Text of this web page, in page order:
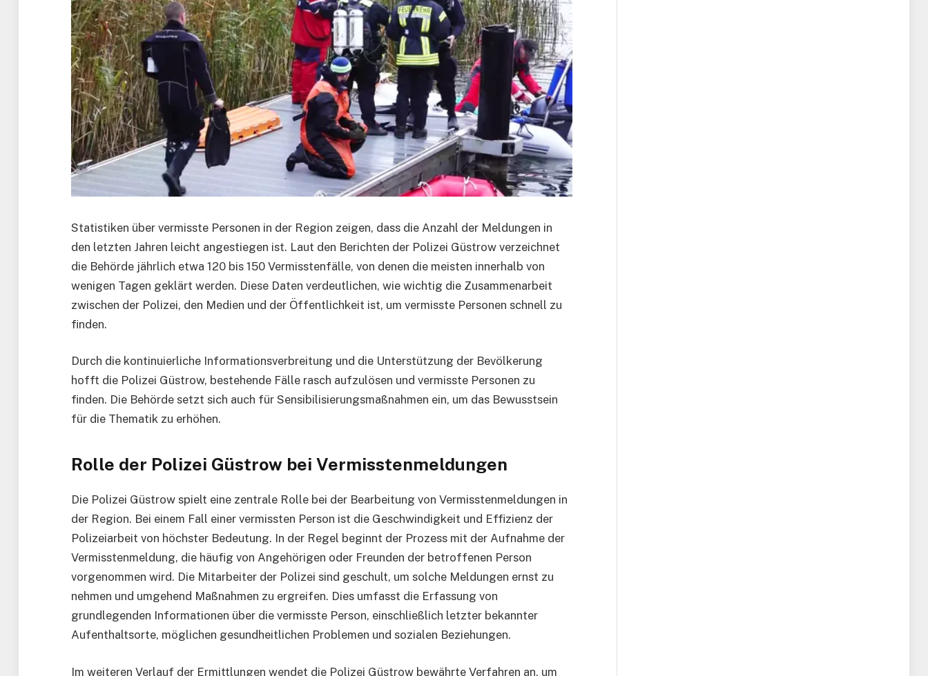
Statistiken über vermisste Personen in der Region zeigen, dass die Anzahl der Meldungen in
den letzten Jahren leicht angestiegen ist. Laut den Berichten der Polizei Güstrow verzeichnet
die Behörde jährlich etwa 120 bis 150 Vermisstenfälle, von denen die meisten innerhalb von
wenigen Tagen geklärt werden. Diese Daten verdeutlichen, wie wichtig die Zusammenarbeit
zwischen der Polizei, den Medien und der Öffentlichkeit ist, um vermisste Personen schnell zu
finden.
Durch die kontinuierliche Informationsverbreitung und die Unterstützung der Bevölkerung
hofft die Polizei Güstrow, bestehende Fälle rasch aufzulösen und vermisste Personen zu
finden. Die Behörde setzt sich auch für Sensibilisierungsmaßnahmen ein, um das Bewusstsein
für die Thematik zu erhöhen.
Rolle der Polizei Güstrow bei Vermisstenmeldungen
Die Polizei Güstrow spielt eine zentrale Rolle bei der Bearbeitung von Vermisstenmeldungen in
der Region. Bei einem Fall einer vermissten Person ist die Geschwindigkeit und Effizienz der
Polizeiarbeit von höchster Bedeutung. In der Regel beginnt der Prozess mit der Aufnahme der
Vermisstenmeldung, die häufig von Angehörigen oder Freunden der betroffenen Person
vorgenommen wird. Die Mitarbeiter der Polizei sind geschult, um solche Meldungen ernst zu
nehmen und umgehend Maßnahmen zu ergreifen. Dies umfasst die Erfassung von
grundlegenden Informationen über die vermisste Person, einschließlich letzter bekannter
Aufenthaltsorte, möglichen gesundheitlichen Problemen und sozialen Beziehungen.
Im weiteren Verlauf der Ermittlungen wendet die Polizei Güstrow bewährte Verfahren an, um